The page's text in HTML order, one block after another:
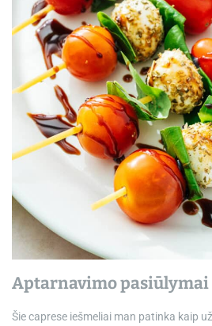
Aptarnavimo pasiūlymai
Šie caprese iešmeliai man patinka kaip